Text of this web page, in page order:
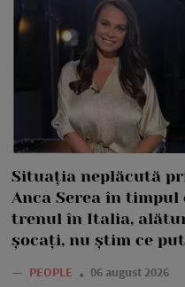
Situația neplăcută
Anca Serea în
trenul în Italia,
șocați, nu știm ce
— PEOPLE 06 august 2026